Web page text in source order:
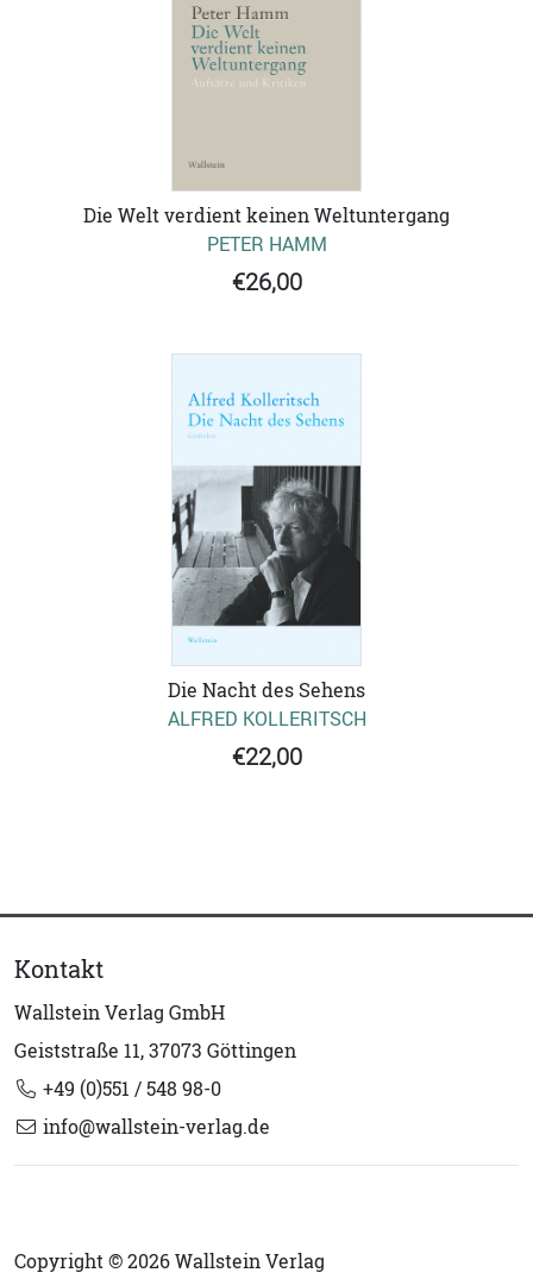
Die Welt verdient keinen Weltuntergang
PETER HAMM
€26,00
Die Nacht des Sehens
ALFRED KOLLERITSCH
€22,00
Kontakt
Wallstein Verlag GmbH
Geiststraße 11, 37073 Göttingen
+49 (0)551 / 548 98-0
info@wallstein-verlag.de
Copyright © 2026 Wallstein Verlag